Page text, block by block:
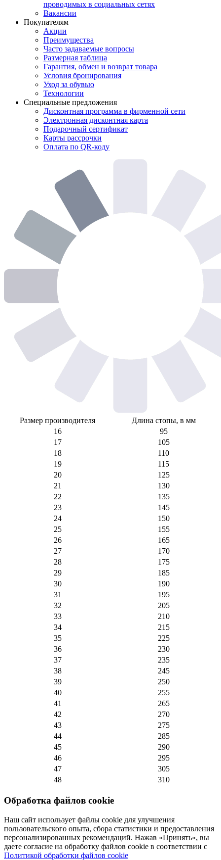
проводимых в социальных сетях
Вакансии
Покупателям
Акции
Преимущества
Часто задаваемые вопросы
Размерная таблица
Гарантия, обмен и возврат товара
Условия бронирования
Уход за обувью
Технологии
Специальные предложения
Дисконтная программа в фирменной сети
Электронная дисконтная карта
Подарочный сертификат
Карты рассрочки
Оплата по QR-коду
Размер производителя
Длина стопы, в мм
16
95
17
105
18
110
19
115
20
125
21
130
22
135
23
145
24
150
25
155
26
165
27
170
28
175
29
185
30
190
31
195
32
205
33
210
34
215
35
225
36
230
37
235
38
245
39
250
40
255
41
265
42
270
43
275
44
285
45
290
46
295
47
305
48
310
Обработка файлов cookie
Наш сайт использует файлы cookie для улучшения
пользовательского опыта, сбора статистики и предоставления
персонализированных рекомендаций. Нажав «Принять», вы
даете согласие на обработку файлов cookie в соответствии с
Политикой обработки файлов cookie